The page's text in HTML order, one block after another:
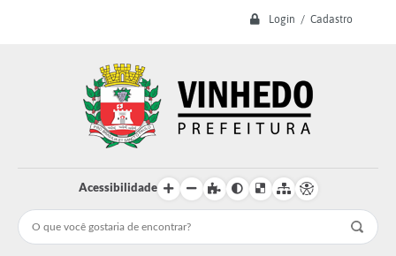
Login / Cadastro
Acessibilidade